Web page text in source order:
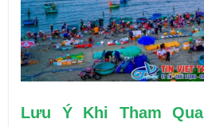
Lưu Ý Khi Tham